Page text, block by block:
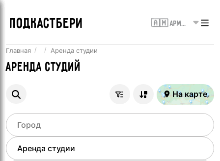
ПОДКАСТБЕРИ 🇦🇲 Армения
Главная Аренда студии
Аренда студий
На карте